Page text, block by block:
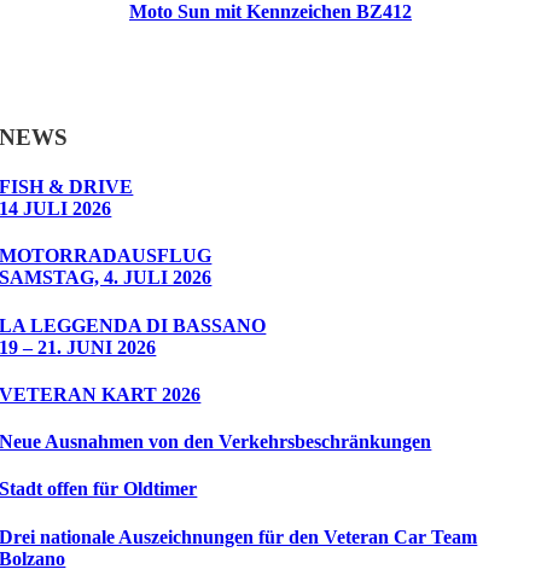
Moto Sun mit Kennzeichen BZ412
NEWS
FISH & DRIVE
14 JULI 2026
MOTORRADAUSFLUG
SAMSTAG, 4. JULI 2026
LA LEGGENDA DI BASSANO
19 – 21. JUNI 2026
VETERAN KART 2026
Neue Ausnahmen von den Verkehrsbeschränkungen
Stadt offen für Oldtimer
Drei nationale Auszeichnungen für den Veteran Car Team
Bolzano